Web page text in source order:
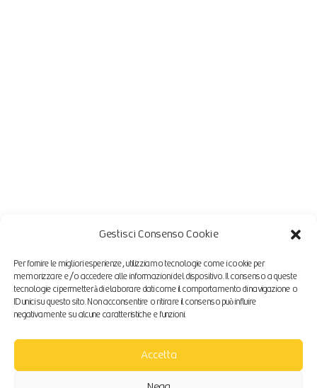
Gestisci Consenso Cookie
Per fornire le migliori esperienze, utilizziamo tecnologie come i cookie per
memorizzare e/o accedere alle informazioni del dispositivo. Il consenso a queste
tecnologie ci permetterà di elaborare dati come il comportamento di navigazione o
ID unici su questo sito. Non acconsentire o ritirare il consenso può influire
negativamente su alcune caratteristiche e funzioni.
Accetta